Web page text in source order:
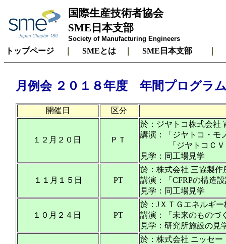
国際生産技術者協会
SME日本支部
Society of Manufacturing Engineers
トップページ SMEとは SME日本支部
月例会 ２０１８年度 年間プログラ
開催日 区分
１２月２０日 ＰＴ
於：ジヤトコ株式会社
講演：「ジヤトコ・モ
「ジヤトコＣＶ
見学：同工場見学
１１月１５日 PT
於：株式会社 三協製作
講演：「CFRPの構造
見学：同工場見学
１０月２４日 PT
於：JＸＴＧエネルギ
講演：「未来のものづ
見学：研究所施設の見
於：株式会社 ニッセー